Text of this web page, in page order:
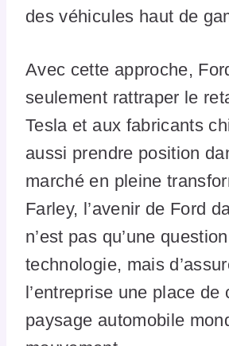
des véhicules haut de
Avec cette approche,
seulement rattraper le
Tesla et aux fabricants
aussi prendre position
marché en pleine
Farley, l’avenir de Ford
n’est pas qu’une
technologie, mais
l’entreprise une place de
paysage automobile